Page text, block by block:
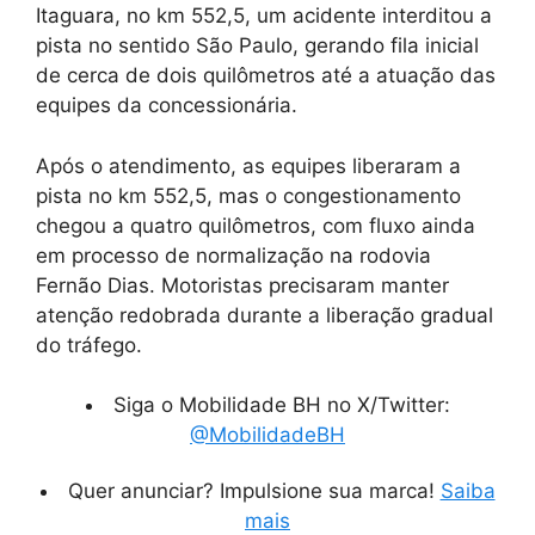
Itaguara, no km 552,5, um acidente interditou a
pista no sentido São Paulo, gerando fila inicial
de cerca de dois quilômetros até a atuação das
equipes da concessionária.
Após o atendimento, as equipes liberaram a
pista no km 552,5, mas o congestionamento
chegou a quatro quilômetros, com fluxo ainda
em processo de normalização na rodovia
Fernão Dias. Motoristas precisaram manter
atenção redobrada durante a liberação gradual
do tráfego.
Siga o Mobilidade BH no X/Twitter:
@MobilidadeBH
Quer anunciar? Impulsione sua marca! Saiba
mais